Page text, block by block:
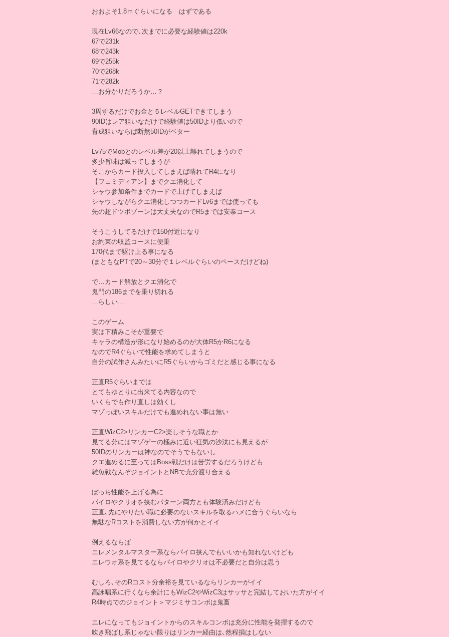
おおよそ1.8ｍぐらいになる はずである
現在Lv66なので､次までに必要な経験値は220k
67で231k
68で243k
69で255k
70で268k
71で282k
…お分かりだろうか…？
3周するだけでお金と５レベルGETできてしまう
90IDはレア狙いなだけで経験値は50IDより低いので
育成狙いならば断然50IDがベター
Lv75でMobとのレベル差が20以上離れてしまうので
多少旨味は減ってしまうが
そこからカード投入してしまえば晴れてR4になり
【フェミディアン】までクエ消化して
シャウ参加条件までカードで上げてしまえば
シャウしながらクエ消化しつつカードLv6までは使っても
先の超ドツボゾーンは大丈夫なのでR5までは安泰コース
そうこうしてるだけで150付近になり
お約束の収監コースに便乗
170代まで駆け上る事になる
(まともなPTで20～30分で１レベルぐらいのペースだけどね)
で…カード解放とクエ消化で
鬼門の186までを乗り切れる
…らしい…
このゲーム
実は下積みこそが重要で
キャラの構造が形になり始めるのが大体R5かR6になる
なのでR4ぐらいで性能を求めてしまうと
自分の試作さんみたいにR5ぐらいからゴミだと感じる事になる
正直R5ぐらいまでは
とてもゆとりに出来てる内容なので
いくらでも作り直しは効くし
マゾっぽいスキルだけでも進めれない事は無い
正直WizC2>リンカーC2>楽しそうな職とか
見てる分にはマゾゲーの極みに近い狂気の沙汰にも見えるが
50IDのリンカーは神なのでそうでもないし
クエ進めるに至ってはBoss戦だけは苦労するだろうけども
雑魚戦なんぞジョイントとNBで充分渡り合える
ぼっち性能を上げる為に
パイロやクリオを挟むパターン両方とも体験済みだけども
正直､先にやりたい職に必要のないスキルを取るハメに合うぐらいなら
無駄なRコストを消費しない方が何かとイイ
例えるならば
エレメンタルマスター系ならパイロ挟んでもいいかも知れないけども
エレウオ系を見てるならパイロやクリオは不必要だと自分は思う
むしろ､そのRコスト分余裕を見ているならリンカーがイイ
高詠唱系に行くなら余計にもWizC2やWizC3はサッサと完結しておいた方がイイ
R4時点でのジョイント＞マジミサコンボは鬼畜
エレになってもジョイントからのスキルコンボは充分に性能を発揮するので
吹き飛ばし系じゃない限りはリンカー経由は､然程損はしない